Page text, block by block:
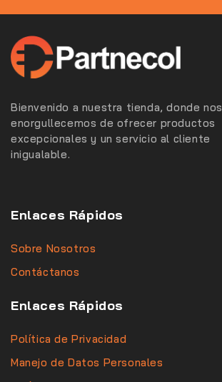
Bienvenido a nuestra tienda, donde nos
enorgullecemos de ofrecer productos
excepcionales y un servicio al cliente
inigualable.
Enlaces Rápidos
Sobre Nosotros
Contáctanos
Enlaces Rápidos
Política de Privacidad
Manejo de Datos Personales